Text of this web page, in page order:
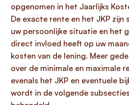
opgenomen in het Jaarlijks
De exacte rente en het JKP zijn
uw persoonlijke situatie en het
direct invloed heeft op uw
kosten van de lening. Meer
over de minimale en maximale
evenals het JKP en eventuele
wordt in de volgende